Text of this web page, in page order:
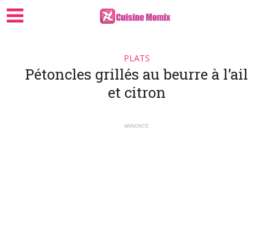
PLATS
Pétoncles grillés au beurre à l’ail
et citron
ANNONCE